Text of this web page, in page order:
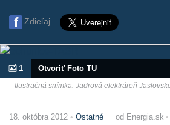
Zdieľaj
1 Otvoriť Foto TU
Ilustračná snímka: Jadrová elektráreň
18. októbra 2012 Ostatné od Energia.sk